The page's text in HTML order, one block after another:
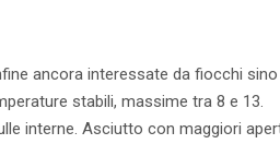
ancora interessate da fiocchi
stabili, massime tra 8 e 13.
interne. Asciutto con maggiori